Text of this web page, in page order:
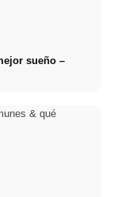
sueño –